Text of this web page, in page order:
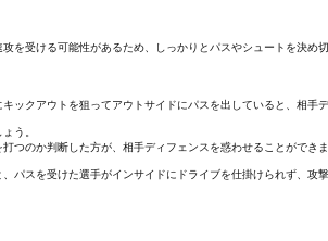
受ける可能性があるため、しっかりとパスやシュートを決め切
クアウトを狙ってアウトサイドにパスを出していると、相手
う。
つのか判断した方が、相手ディフェンスを惑わせることができま
スを受けた選手がインサイドにドライブを仕掛けられず、攻